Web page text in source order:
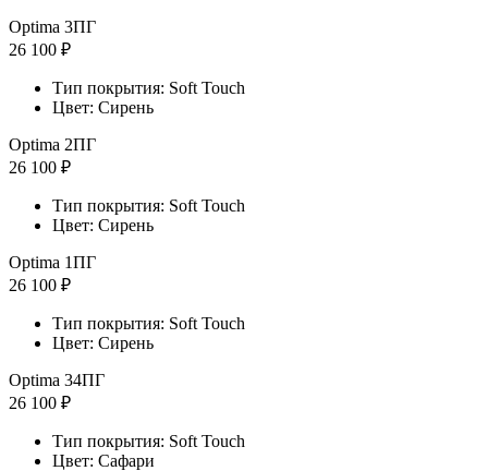
Optima 3ПГ
26 100 ₽
Тип покрытия: Soft Touch
Цвет: Сирень
Optima 2ПГ
26 100 ₽
Тип покрытия: Soft Touch
Цвет: Сирень
Optima 1ПГ
26 100 ₽
Тип покрытия: Soft Touch
Цвет: Сирень
Optima 34ПГ
26 100 ₽
Тип покрытия: Soft Touch
Цвет: Сафари